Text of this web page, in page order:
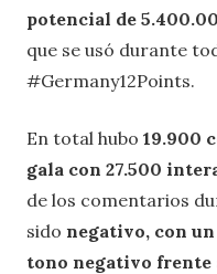
potencial de
que se usó durante
#Germany12Points.
En total hubo 19.900
gala con 27.500
de los comentarios
sido negativo, con
tono negativo frente